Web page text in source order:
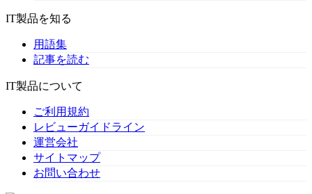
IT製品を知る
用語集
記事を読む
IT製品について
ご利用規約
レビューガイドライン
運営会社
サイトマップ
お問い合わせ